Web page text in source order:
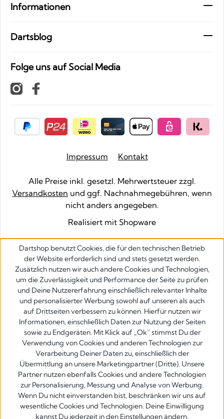
Informationen
Dartsblog
Folge uns auf Social Media
Impressum Kontakt
Alle Preise inkl. gesetzl. Mehrwertsteuer zzgl.
Versandkosten und ggf. Nachnahmegebühren, wenn
nicht anders angegeben.
Realisiert mit Shopware
Dartshop benutzt Cookies, die für den technischen Betrieb
der Website erforderlich sind und stets gesetzt werden.
Zusätzlich nutzen wir auch andere Cookies und Technologien,
um die Zuverlässigkeit und Performance der Seite zu prüfen
und Deine Nutzererfahrung einschließlich relevanter Inhalte
und personalisierter Werbung sowohl auf unseren als auch
auf Drittseiten verbessern zu können. Hierfür nutzen wir
Informationen, einschließlich Daten zur Nutzung der Seiten
sowie zu Endgeräten. Mit Klick auf „Ok” stimmst Du der
Verwendung von Cookies und anderen Technologien zur
Verarbeitung Deiner Daten zu, einschließlich der
Übermittlung an unsere Marketingpartner (Dritte). Unsere
Partner nutzen ebenfalls Cookies und andere Technologien
zur Personalisierung, Messung und Analyse von Werbung.
Wenn Du nicht einverstanden bist, beschränken wir uns auf
wesentliche Cookies und Technologien. Deine Einwilligung
kannst Du jederzeit in den Einstellungen ändern.